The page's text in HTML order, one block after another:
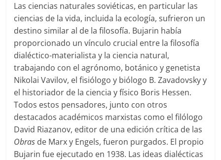
Las ciencias naturales soviéticas, en particular las
ciencias de la vida, incluida la ecología, sufrieron un
destino similar al de la filosofía. Bujarin había
proporcionado un vínculo crucial entre la filosofía
dialéctico-materialista y la ciencia natural,
trabajando con el agrónomo, botánico y genetista
Nikolai Vavilov, el fisiólogo y biólogo B. Zavadovsky y
el historiador de la ciencia y físico Boris Hessen.
Todos estos pensadores, junto con otros
destacados académicos marxistas como el filólogo
David Riazanov, editor de una edición crítica de las
Obras de Marx y Engels, fueron purgados. El propio
Bujarin fue ejecutado en 1938. Las ideas dialécticas